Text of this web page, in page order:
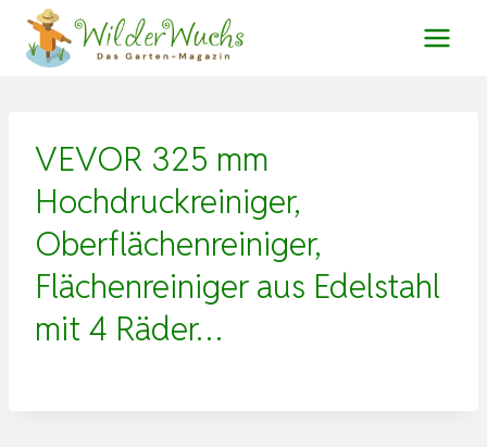
Zum
Inhalt
VEVOR 325 mm
Hochdruckreiniger,
Oberflächenreiniger,
Flächenreiniger aus Edelstahl
mit 4 Räder…